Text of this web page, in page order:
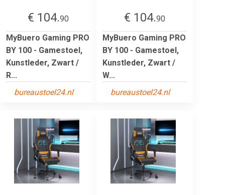
€ 104.90
MyBuero Gaming PRO
BY 100 - Gamestoel,
Kunstleder, Zwart /
R...
bureaustoel24.nl
€ 104.90
MyBuero Gaming PRO
BY 100 - Gamestoel,
Kunstleder, Zwart /
W...
bureaustoel24.nl